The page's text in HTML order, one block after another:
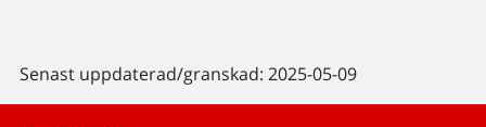
Senast uppdaterad/granskad: 2025-05-09